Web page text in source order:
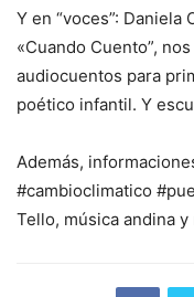
Y en “voces”:
«Cuando Cuento”,
audiocuentos para
poético infantil. Y
Además,
#cambioclimatico
Tello, música andina y